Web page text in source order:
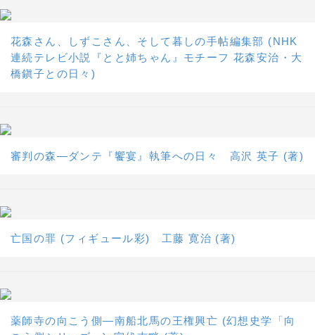
花森さん、しずこさん、そして暮しの手帖編集部 (NHK
連続テレビ小説『とと姉ちゃん』モチーフ 花森安治・大
橋鎭子との日々)
審判の森―ダンテ『饗宴』執筆への日々 高沢 英子 (著)
亡国の罪 (フィギュール彩) 工藤 寛治 (著)
薬師寺の向こう側―南船北馬の王権興亡 (幻想史学「向